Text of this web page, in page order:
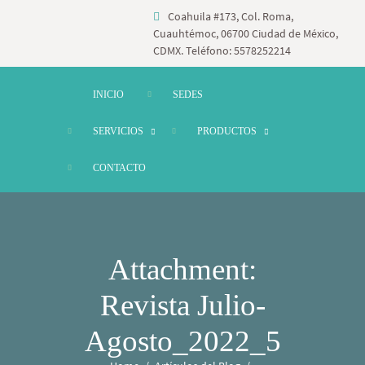
Coahuila #173, Col. Roma,
Cuauhtémoc, 06700 Ciudad de México,
CDMX. Teléfono: 5578252214
INICIO SEDES
SERVICIOS PRODUCTOS
CONTACTO
Attachment:
Revista Julio-
Agosto_2022_5